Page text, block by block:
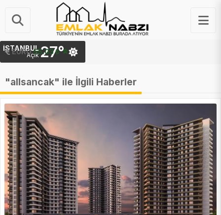
EURO 55.03 ₺
İSTANBUL
Açık27°
"allsancak" ile İlgili Haberler